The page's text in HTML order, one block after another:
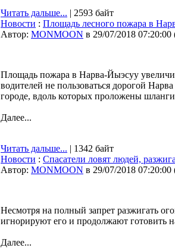
Читать дальше... | 2593 байт
Новости : Площадь лесного пожара в
Автор: MONMOON в 29/07/2018 07:20:00
Площадь пожара в Нарва-Йыэсуу
водителей не пользоваться дорогой
городе, вдоль которых проложены
Далее...
Читать дальше... | 1342 байт
Новости : Спасатели ловят людей,
Автор: MONMOON в 29/07/2018 07:20:00
Несмотря на полный запрет разжигать
игнорируют его и продолжают готовить
Далее...